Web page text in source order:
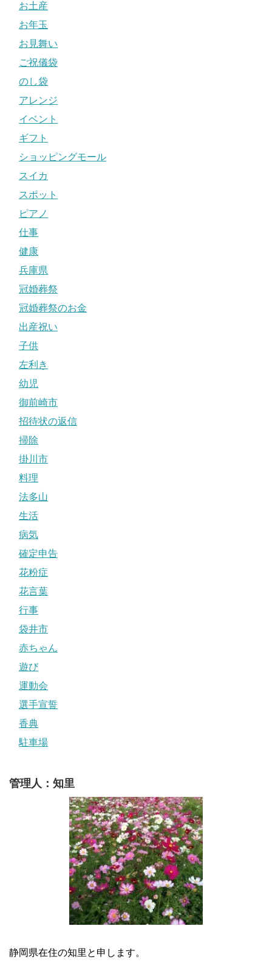
お土産
お年玉
お見舞い
ご祝儀袋
のし袋
アレンジ
イベント
ギフト
ショッピングモール
スイカ
スポット
ピアノ
仕事
健康
兵庫県
冠婚葬祭
冠婚葬祭のお金
出産祝い
子供
左利き
幼児
御前崎市
招待状の返信
掃除
掛川市
料理
法多山
生活
病気
確定申告
花粉症
花言葉
行事
袋井市
赤ちゃん
遊び
運動会
選手宣誓
香典
駐車場
管理人：知里
静岡県在住の知里と申します。